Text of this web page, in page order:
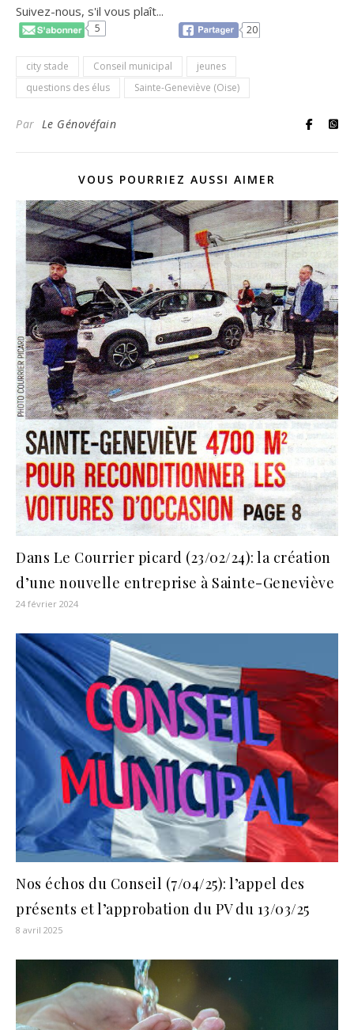
Suivez-nous, s'il vous plaît...
5 20
city stade Conseil municipal
jeunes
questions des élus
Sainte-Geneviève (Oise)
Par Le Génovéfain
VOUS POURRIEZ AUSSI AIMER
Dans Le Courrier picard (23/02/24): la création
d’une nouvelle entreprise à Sainte-Geneviève
24 février 2024
Nos échos du Conseil (7/04/25): l’appel des
présents et l’approbation du PV du 13/03/25
8 avril 2025